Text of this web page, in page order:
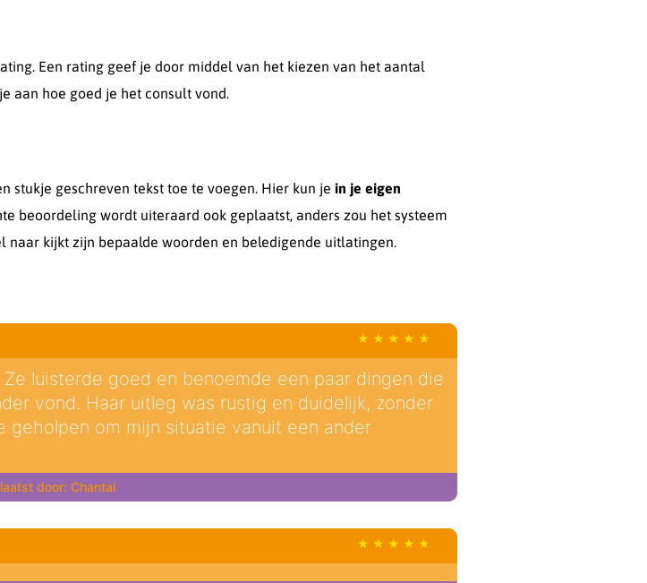
Een rating geef je door middel van het kiezen van het aantal
aan hoe goed je het consult vond.
stukje geschreven tekst toe te voegen. Hier kun je in je eigen
beoordeling wordt uiteraard ook geplaatst, anders zou het systeem
naar kijkt zijn bepaalde woorden en beledigende uitlatingen.
luisterde goed en benoemde een paar dingen die
vond. Haar uitleg was rustig en duidelijk, zonder
om mijn situatie vanuit een ander
Chantal